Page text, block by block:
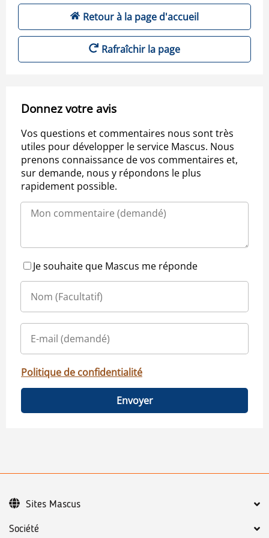
Retour à la page d'accueil
Rafraîchir la page
Donnez votre avis
Vos questions et commentaires nous sont très
utiles pour développer le service Mascus. Nous
prenons connaissance de vos commentaires et,
sur demande, nous y répondons le plus
rapidement possible.
Je souhaite que Mascus me réponde
Politique de confidentialité
Envoyer
Société
Sites Mascus